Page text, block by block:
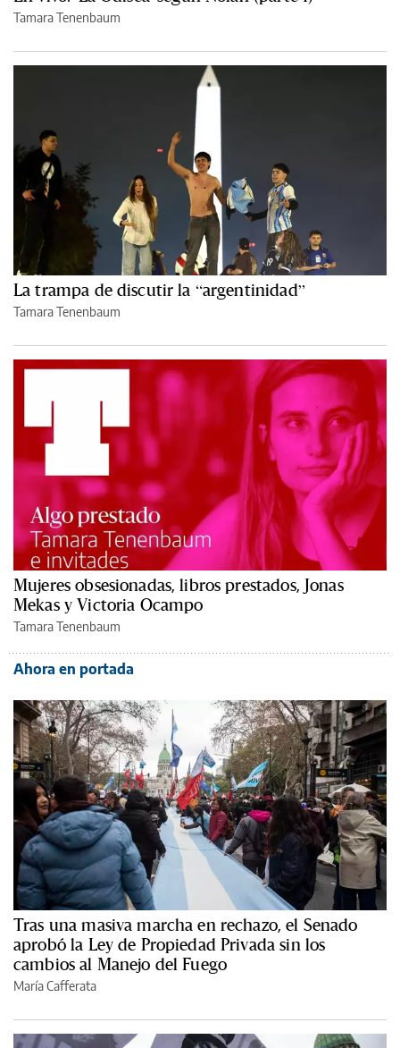
Tamara Tenenbaum
La trampa de discutir la “argentinidad”
Tamara Tenenbaum
Mujeres obsesionadas, libros prestados, Jonas
Mekas y Victoria Ocampo
Tamara Tenenbaum
Ahora en portada
Tras una masiva marcha en rechazo, el Senado
aprobó la Ley de Propiedad Privada sin los
cambios al Manejo del Fuego
María Cafferata